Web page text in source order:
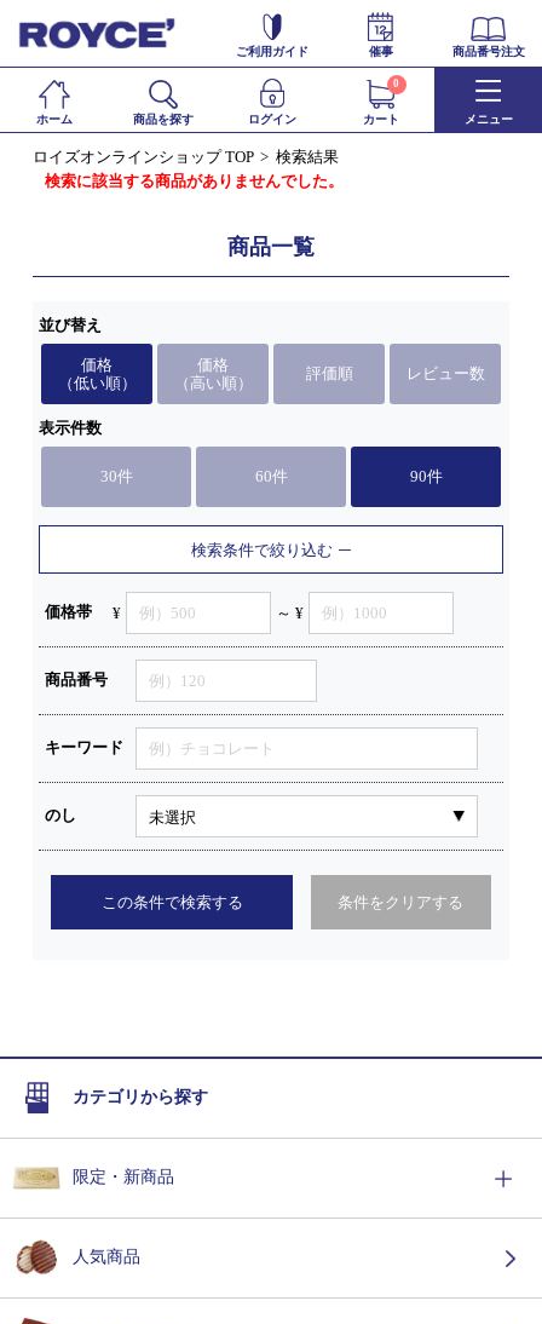
ご利用ガイド 催事 商品番号注文
ホーム 商品を探す ログイン カート
0
メニュー
ロイズオンラインショップ TOP
検索結果
検索に該当する商品がありませんでした。
商品一覧
並び替え
価格
（低い順）
価格
（高い順）
評価順 レビュー数
表示件数
30件 60件 90件
検索条件で絞り込む
価格帯 ¥ ～ ¥
商品番号
キーワード
のし
この条件で検索する 条件をクリアする
カテゴリから探す
限定・新商品
人気商品